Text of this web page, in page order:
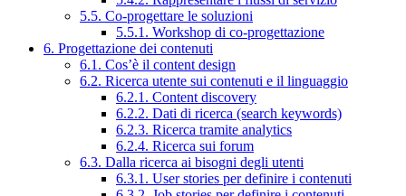
5.5. Co-progettare le soluzioni
5.5.1. Workshop di co-progettazione
6. Progettazione dei contenuti
6.1. Cos’è il content design
6.2. Ricerca utente sui contenuti e il linguaggio
6.2.1. Content discovery
6.2.2. Dati di ricerca (search keywords)
6.2.3. Ricerca tramite analytics
6.2.4. Ricerca sui forum
6.3. Dalla ricerca ai bisogni degli utenti
6.3.1. User stories per definire i contenuti